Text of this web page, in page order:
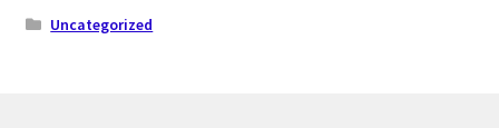
Uncategorized